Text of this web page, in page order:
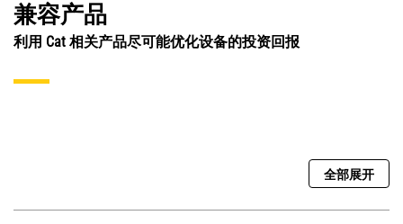
兼容产品
利用 Cat 相关产品尽可能优化设备的投资回报
全部展开